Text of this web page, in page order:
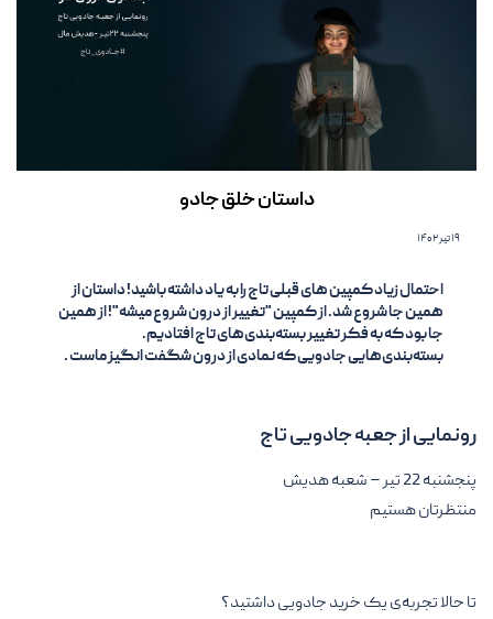
داستان خلق جادو
۱۹ تیر ۱۴۰۲
احتمال زیاد کمپین های قبلی تاج را به یاد داشته باشید! داستان از
همین جا شروع شد. از کمپین "تغییر از درون شروع میشه"! از همین
جا بود که به فکر تغییر بسته‌بندی‌های تاج افتادیم.
بسته‌بندی‌هایی جادویی که نمادی از درون شگفت انگیز ماست .
رونمایی از جعبه جادویی تاج
پنجشنبه 22 تیر – شعبه هدیش
منتظرتان هستیم
تا حالا تجربه‌ی یک خرید جادویی داشتید؟